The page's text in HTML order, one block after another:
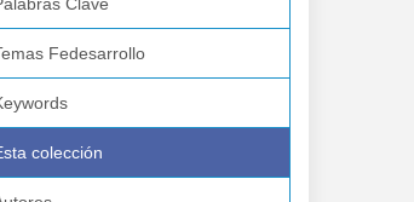
Fedesarrollo
colección